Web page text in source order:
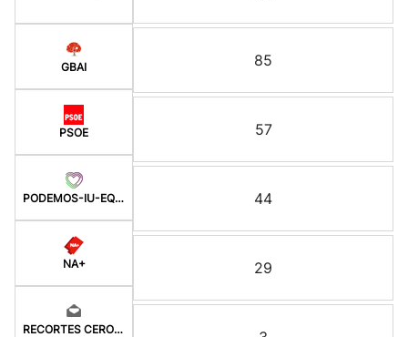
GBAI
PSOE
PODEMOS-IU-EQUO-BATZ
NA+
RECORTES CERO-GV
85
57
44
29